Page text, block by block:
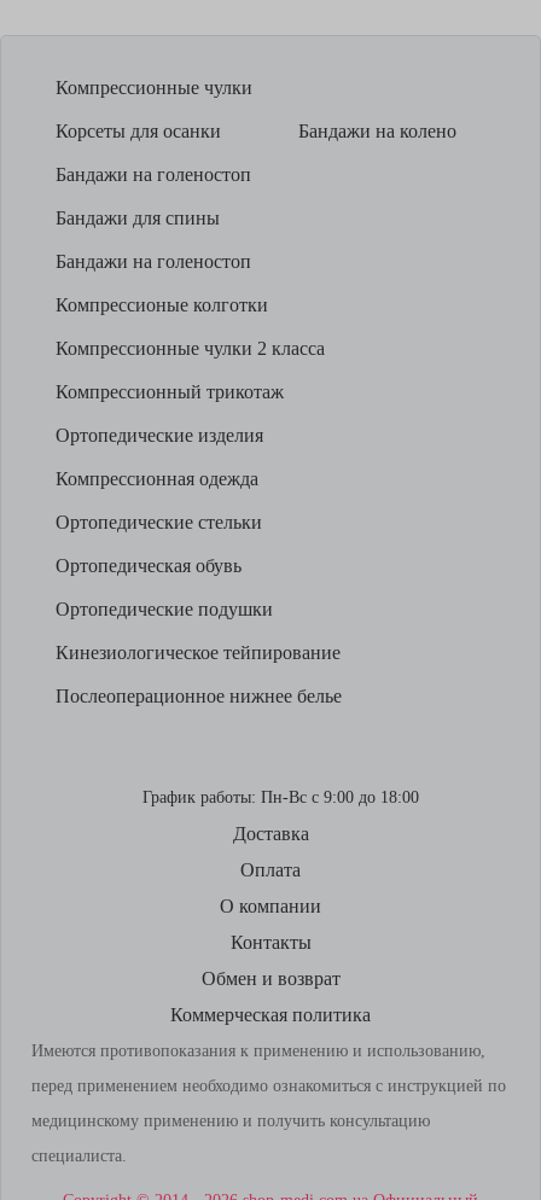
Компрессионные чулки
Корсеты для осанки Бандажи на колено
Бандажи на голеностоп
Бандажи для спины
Бандажи на голеностоп
Компрессионые колготки
Компрессионные чулки 2 класса
Компрессионный трикотаж
Ортопедические изделия
Компрессионная одежда
Ортопедические стельки
Ортопедическая обувь
Ортопедические подушки
Кинезиологическое тейпирование
Послеоперационное нижнее белье
График работы: Пн-Вс с 9:00 до 18:00
Доставка
Оплата
О компании
Контакты
Обмен и возврат
Коммерческая политика
Имеются противопоказания к применению и использованию,
перед применением необходимо ознакомиться с инструкцией по
медицинскому применению и получить консультацию
специалиста.